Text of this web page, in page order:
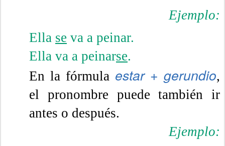
Ejemplo:
Ella se va a peinar.
Ella va a peinarse.
En la fórmula estar + gerundio,
el pronombre puede también ir
antes o después.
Ejemplo: